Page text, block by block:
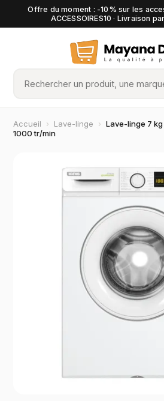
Offre du moment : -10% sur les
ACCESSOIRES10 · Livraison
Accueil › Lave-linge › Lave-linge 7 kg
1000 tr/min